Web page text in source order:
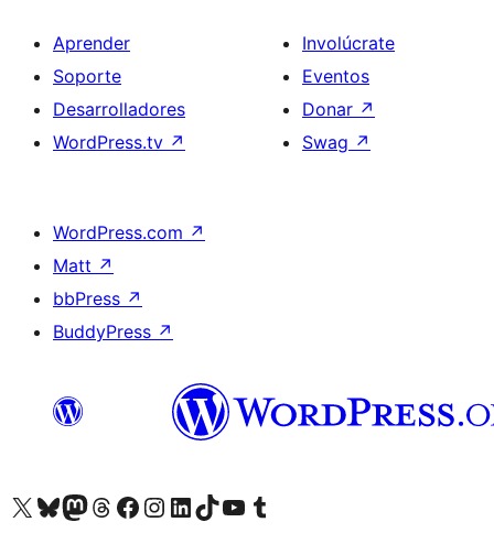
Aprender
Soporte
Desarrolladores
WordPress.tv ↗
Involúcrate
Eventos
Donar ↗
Swag ↗
WordPress.com ↗
Matt ↗
bbPress ↗
BuddyPress ↗
Visita nuestra cuenta de X (anteriormente Twitter)
Visit our Bluesky account
Visit our Mastodon account
Visit our Threads account
Visita nuestra página de Facebook
Visita nuestra cuenta de Instagram
Visita nuestra cuenta de LinkedIn
Visit our TikTok account
Visita nuestro canal de YouTube
Visit our Tumblr account